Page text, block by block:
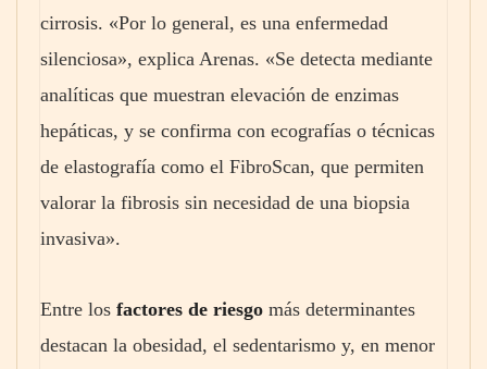
cirrosis. «Por lo general, es una enfermedad
silenciosa», explica Arenas. «Se detecta mediante
analíticas que muestran elevación de enzimas
hepáticas, y se confirma con ecografías o técnicas
de elastografía como el FibroScan, que permiten
valorar la fibrosis sin necesidad de una biopsia
invasiva».
Entre los factores de riesgo más determinantes
destacan la obesidad, el sedentarismo y, en menor